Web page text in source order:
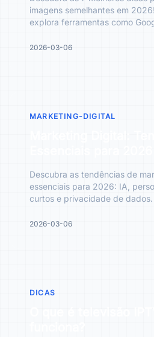
imagens semelhantes em
explora ferramentas como
2026-03-06
MARKETING-DIGITAL
Descubra as tendências de
essenciais para 2026: IA,
curtos e privacidade de dados.
2026-03-06
DICAS